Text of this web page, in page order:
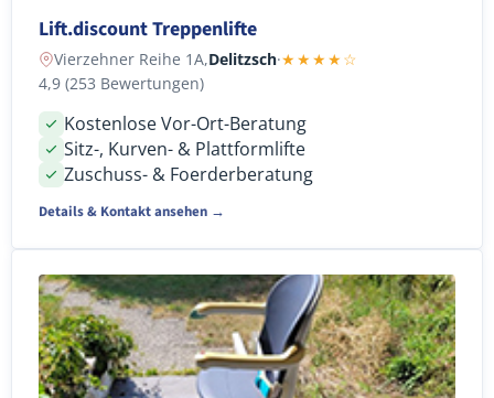
Lift.discount Treppenlifte
Vierzehner Reihe 1A,Delitzsch·★★★★☆
4,9 (253 Bewertungen)
Kostenlose Vor-Ort-Beratung
Sitz-, Kurven- & Plattformlifte
Zuschuss- & Foerderberatung
Details & Kontakt ansehen →